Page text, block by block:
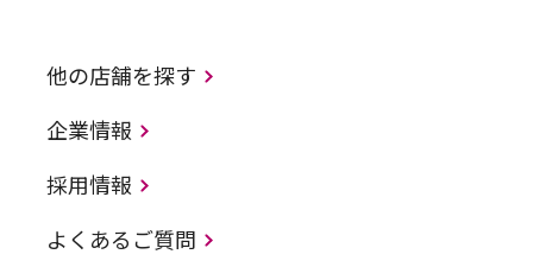
他の店舗を探す
企業情報
採用情報
よくあるご質問